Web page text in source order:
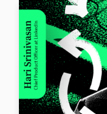
Facebook
audio
Popularność audio
dzięki takim
chciał zostać w
zaprezentował Live